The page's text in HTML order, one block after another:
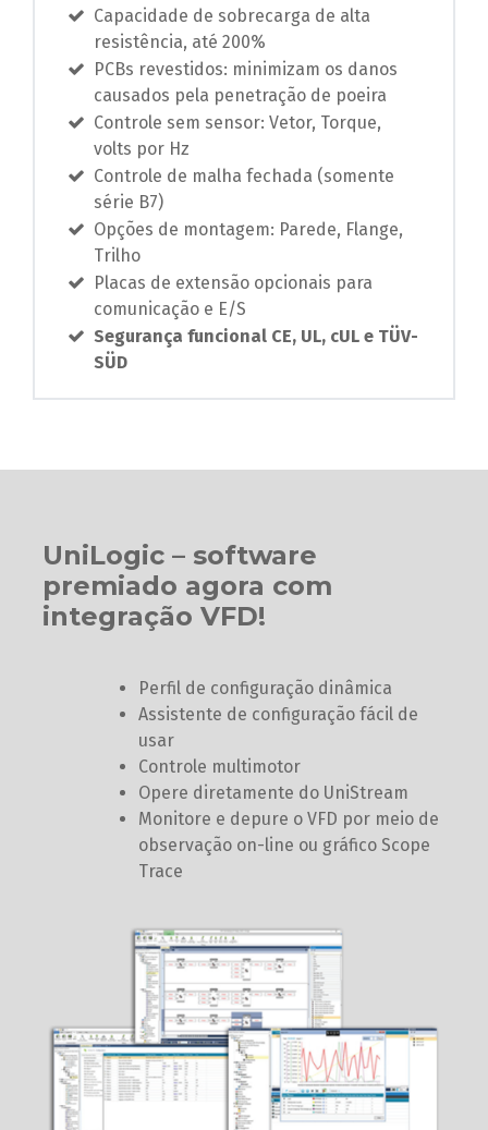
Capacidade de sobrecarga de alta
resistência, até 200%
PCBs revestidos: minimizam os danos
causados ​​pela penetração de poeira
Controle sem sensor: Vetor, Torque,
volts por Hz
Controle de malha fechada (somente
série B7)
Opções de montagem: Parede, Flange,
Trilho
Placas de extensão opcionais para
comunicação e E/S
Segurança funcional CE, UL, cUL e TÜV-
SÜD
UniLogic – software
premiado agora com
integração VFD!
Perfil de configuração dinâmica
Assistente de configuração fácil de
usar
Controle multimotor
Opere diretamente do UniStream
Monitore e depure o VFD por meio de
observação on-line ou gráfico Scope
Trace